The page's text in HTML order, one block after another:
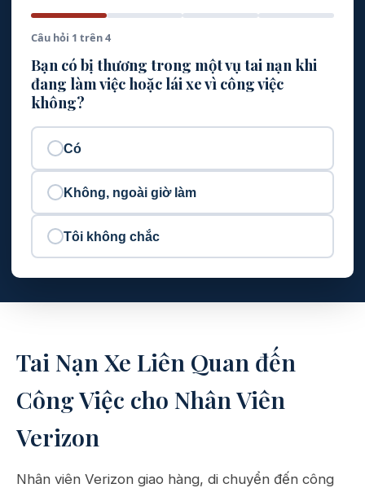
Câu hỏi 1 trên 4
Bạn có bị thương trong một vụ tai nạn khi
đang làm việc hoặc lái xe vì công việc
không?
Có
Không, ngoài giờ làm
Tôi không chắc
Tai Nạn Xe Liên Quan đến
Công Việc cho Nhân Viên
Verizon
Nhân viên Verizon giao hàng, di chuyển đến công